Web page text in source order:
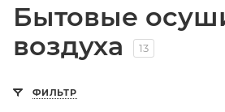
Бытовые
воздуха
13
ФИЛЬТР